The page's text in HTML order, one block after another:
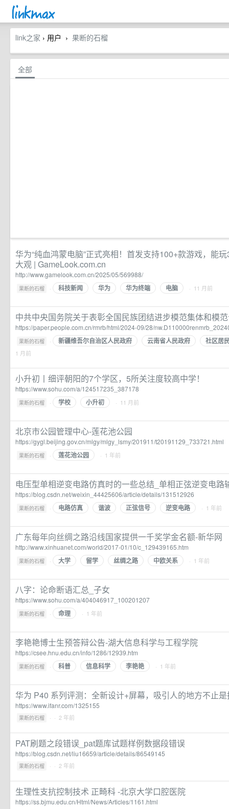
link之家 › 用户 › 果断的石榴
全部
华为“纯血鸿蒙电脑”正式亮相！首发支持100+款游戏，能
大观 | GameLook.com.cn
http://www.gamelook.com.cn/2025/05/569988/
果断的石榴 · 科技新闻 华为 华为终端 电脑 · 11 月前
中共中央国务院关于表彰全国民族团结进步模范集体和模
https://paper.people.com.cn/rmrb/html/2024-09/28/
果断的石榴 · 新疆维吾尔自治区人民政府 云南省人民政府 社区居
1 月前
小升初丨细评朝阳的7个学区，5所关注度较高中学！
https://www.sohu.com/a/124517235_387178
果断的石榴 · 学校 小升初 · 11 月前
北京市公园管理中心-莲花池公园
https://gygl.beijing.gov.cn/mlgy/mlgy_lsmy/201911/t20191129_733721.html
果断的石榴 · 莲花池公园 · 1 年前
电压型单相逆变电路仿真时的一些总结_单相正弦逆变电路
https://blog.csdn.net/weixin_44425606/article/details/131512926
果断的石榴 · 电路仿真 谐波 正弦信号 逆变电路 · 1 年前
广东每年向丝绸之路沿线国家提供一千奖学金名额-新华网
http://www.xinhuanet.com/world/2017-01/10/c_129439165.htm
果断的石榴 · 大学 留学 丝绸之路 中欧关系 · 1 年前
八字：论命断语汇总_子女
https://www.sohu.com/a/404046917_100201207
果断的石榴 · 命理 · 1 年前
李艳艳博士生预答辩公告-湖大信息科学与工程学院
https://csee.hnu.edu.cn/info/1286/12939.htm
果断的石榴 · 科普 信息科学 李艳艳 · 1 年前
华为 P40 系列评测：全新设计+屏幕，吸引人的地方不止
https://www.ifanr.com/1325155
果断的石榴 · · 2 年前
PAT刷题之段错误_pat题库试题样例数据段错误
https://blog.csdn.net/liu16659/article/details/86549145
果断的石榴 · · 2 年前
生理性支抗控制技术 正畸科 -北京大学口腔医院
https://ss.bjmu.edu.cn/Html/News/Articles/1161.html